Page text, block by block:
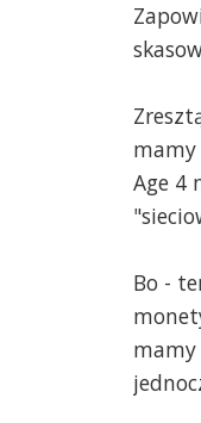
mamy
Age 4
Bo -
mamy